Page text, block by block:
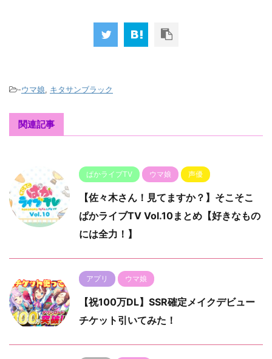
-ウマ娘, キタサンブラック
関連記事
ぱかライブTV ウマ娘 声優
【佐々木さん！見てますか？】そこそこ
ぱかライブTV Vol.10まとめ【好きなもの
には全力！】
アプリ ウマ娘
【祝100万DL】SSR確定メイクデビュー
チケット引いてみた！